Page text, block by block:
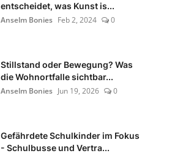
entscheidet, was Kunst is...
Anselm Bonies Feb 2, 2024 0
Stillstand oder Bewegung? Was
die Wohnortfalle sichtbar...
Anselm Bonies Jun 19, 2026 0
Gefährdete Schulkinder im Fokus
- Schulbusse und Vertra...